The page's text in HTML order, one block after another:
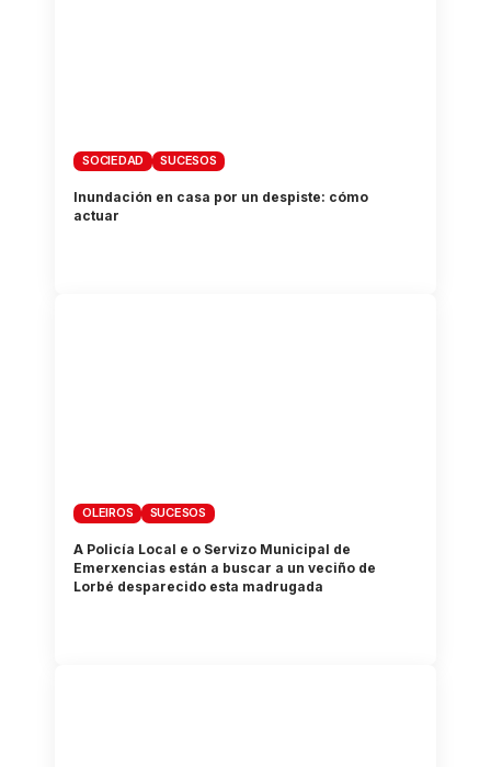
SOCIEDAD SUCESOS
Inundación en casa por un despiste: cómo
actuar
OLEIROS SUCESOS
A Policía Local e o Servizo Municipal de
Emerxencias están a buscar a un veciño de
Lorbé desparecido esta madrugada